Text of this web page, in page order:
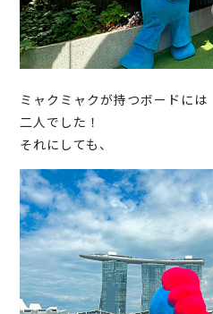
ミャクミャクが持つボードに
二人でした！
それにしても、